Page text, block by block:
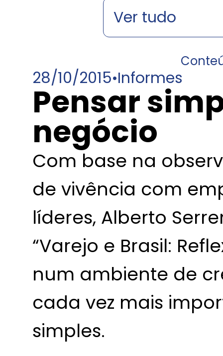
28/10/2015•Informes
Pensar
negócio
Com base na
de vivência com
líderes, Alberto
“Varejo e Brasil:
num ambiente de
cada vez mais
simples.